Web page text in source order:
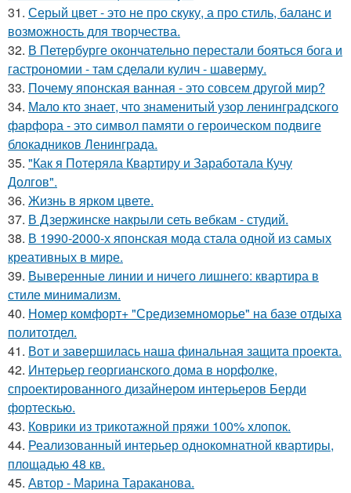
31. Серый цвет - это не про скуку, а про стиль, баланс и
возможность для творчества.
32. В Петербурге окончательно перестали бояться бога и
гастрономии - там сделали кулич - шаверму.
33. Почему японская ванная - это совсем другой мир?
34. Мало кто знает, что знаменитый узор ленинградского
фарфора - это символ памяти о героическом подвиге
блокадников Ленинграда.
35. "Как я Потеряла Квартиру и Заработала Кучу
Долгов".
36. Жизнь в ярком цвете.
37. В Дзержинске накрыли сеть вебкам - студий.
38. В 1990-2000-х японская мода стала одной из самых
креативных в мире.
39. Выверенные линии и ничего лишнего: квартира в
стиле минимализм.
40. Номер комфорт+ "Средиземноморье" на базе отдыха
политотдел.
41. Вот и завершилась наша финальная защита проекта.
42. Интерьер георгианского дома в норфолке,
спроектированного дизайнером интерьеров Берди
фортескью.
43. Коврики из трикотажной пряжи 100% хлопок.
44. Реализованный интерьер однокомнатной квартиры,
площадью 48 кв.
45. Автор - Марина Тараканова.